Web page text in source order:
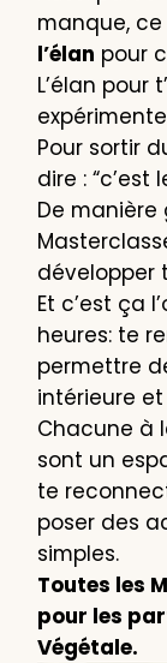
manque,
l’élan pour
L’élan pour
Pour sortir
dire : “c’est
De manière
développer
Et c’est ça
heures: te
permettre
intérieure
Chacune à
sont un
te
poser des
simples.
Toutes les
pour les
Végétale.